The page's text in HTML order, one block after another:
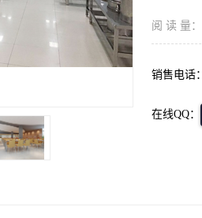
阅 读 量：
销售电话：
在线QQ：